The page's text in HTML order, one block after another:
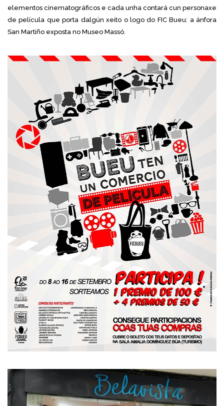
elementos cinematográficos e cada unha contará cun personaxe
de película que porta dalgún xeito o logo do FIC Bueu: a ánfora
San Martiño exposta no Museo Massó.